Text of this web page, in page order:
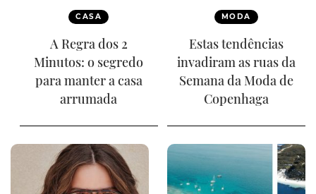
CASA
A Regra dos 2
Minutos: o segredo
para manter a casa
arrumada
MODA
Estas tendências
invadiram as ruas da
Semana da Moda de
Copenhaga